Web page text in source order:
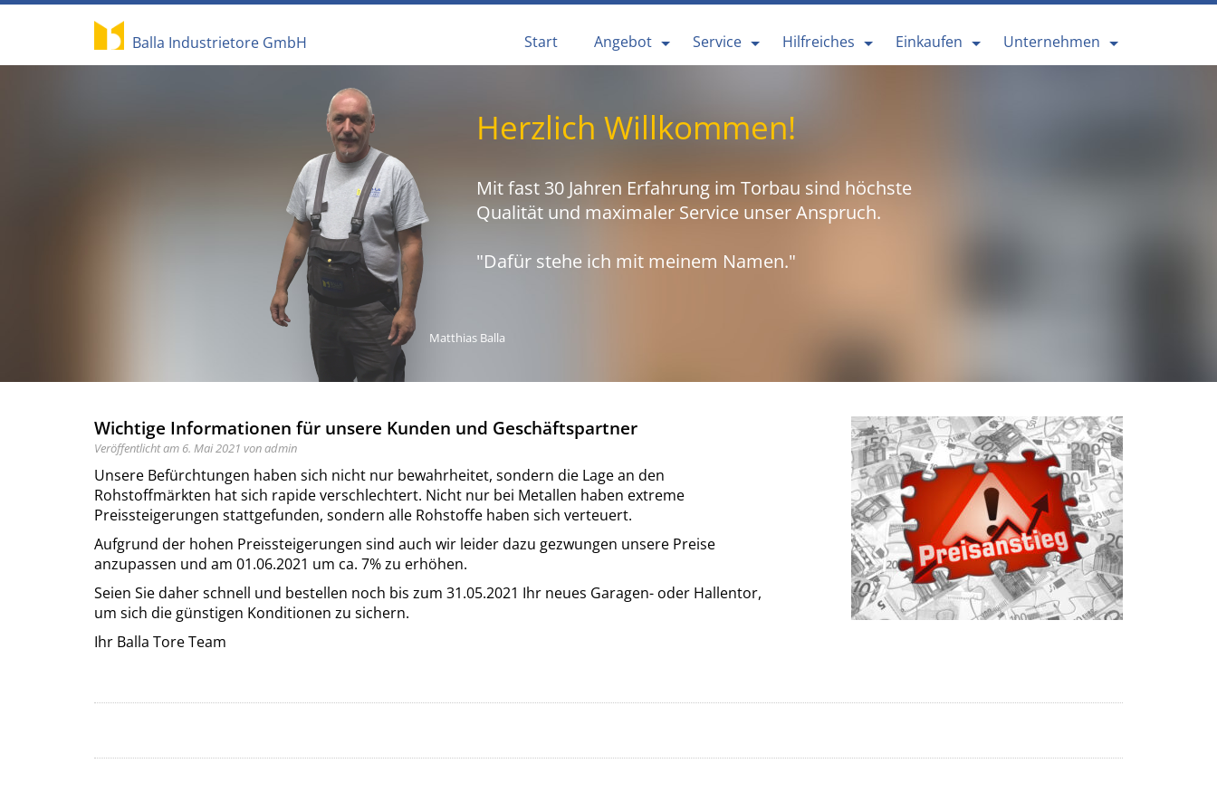
Balla Industrietore GmbH Start Angebot Service Hilfreiches Einkaufen Unternehmen
Herzlich Willkommen!
Mit fast 30 Jahren Erfahrung im Torbau sind höchste
Qualität und maximaler Service unser Anspruch.
"Dafür stehe ich mit meinem Namen."
Matthias Balla
Wichtige Informationen für unsere Kunden und Geschäftspartner
Veröffentlicht am 6. Mai 2021 von admin
Unsere Befürchtungen haben sich nicht nur bewahrheitet, sondern die Lage an den
Rohstoffmärkten hat sich rapide verschlechtert. Nicht nur bei Metallen haben extreme
Preissteigerungen stattgefunden, sondern alle Rohstoffe haben sich verteuert.
Aufgrund der hohen Preissteigerungen sind auch wir leider dazu gezwungen unsere Preise
anzupassen und am 01.06.2021 um ca. 7% zu erhöhen.
Seien Sie daher schnell und bestellen noch bis zum 31.05.2021 Ihr neues Garagen- oder Hallentor,
um sich die günstigen Konditionen zu sichern.
Ihr Balla Tore Team